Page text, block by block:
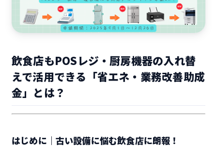
飲食店もPOSレジ・厨房機器の入れ替
えで活用できる「省エネ・業務改善助成
金」とは？
はじめに｜古い設備に悩む飲食店に朗報！